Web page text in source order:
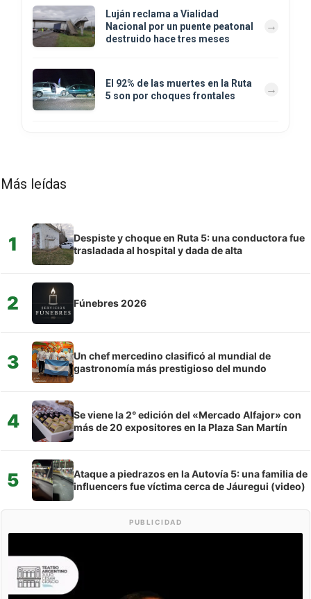
Luján reclama a Vialidad
Nacional por un puente peatonal
destruido hace tres meses
El 92% de las muertes en la Ruta
5 son por choques frontales
Más leídas
1
Despiste y choque en Ruta 5: una conductora fue
trasladada al hospital y dada de alta
2 Fúnebres 2026
3
Un chef mercedino clasificó al mundial de
gastronomía más prestigioso del mundo
4
Se viene la 2° edición del «Mercado Alfajor» con
más de 20 expositores en la Plaza San Martín
5
Ataque a piedrazos en la Autovía 5: una familia de
influencers fue víctima cerca de Jáuregui (video)
PUBLICIDAD